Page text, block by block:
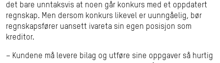
det bare unntaksvis at noen går konkurs med et oppdatert
regnskap. Men dersom konkurs likevel er uunngåelig, bør
regnskapsfører uansett ivareta sin egen posisjon som
kreditor.
– Kundene må levere bilag og utføre sine oppgaver så hurtig